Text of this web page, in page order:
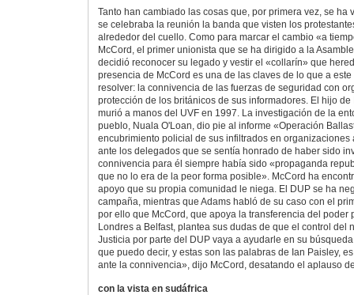
Tanto han cambiado las cosas que, por primera vez, se ha
se celebraba la reunión la banda que visten los
alrededor del cuello. Como para marcar el cambio «a
McCord, el primer unionista que se ha dirigido a la
decidió reconocer su legado y vestir el «collarín» que
presencia de McCord es una de las claves de lo que a
resolver: la connivencia de las fuerzas de seguridad con
protección de los británicos de sus informadores. El hijo de
murió a manos del UVF en 1997. La investigación de la
pueblo, Nuala O'Loan, dio pie al informe «Operación
encubrimiento policial de sus infiltrados en organizaciones
ante los delegados que se sentía honrado de haber sido
connivencia para él siempre había sido «propaganda
que no lo era de la peor forma posible». McCord ha
apoyo que su propia comunidad le niega. El DUP se ha
campaña, mientras que Adams habló de su caso con el
por ello que McCord, que apoya la transferencia del poder
Londres a Belfast, plantea sus dudas de que el control del
Justicia por parte del DUP vaya a ayudarle en su
que puedo decir, y estas son las palabras de Ian Paisley,
ante la connivencia», dijo McCord, desatando el aplauso
con la vista en sudáfrica